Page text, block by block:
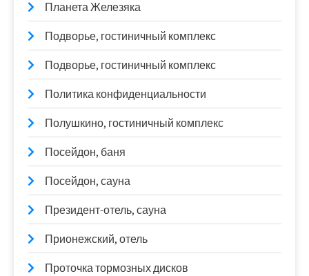
Планета Железяка
Подворье, гостиничный комплекс
Подворье, гостиничный комплекс
Политика конфиденциальности
Полушкино, гостиничный комплекс
Посейдон, баня
Посейдон, сауна
Президент-отель, сауна
Прионежский, отель
Проточка тормозных дисков